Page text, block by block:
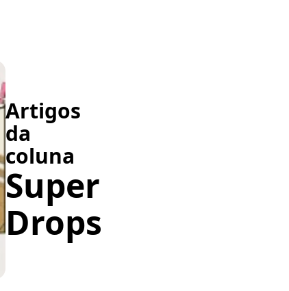
Artigos
da
coluna
Super
Drops